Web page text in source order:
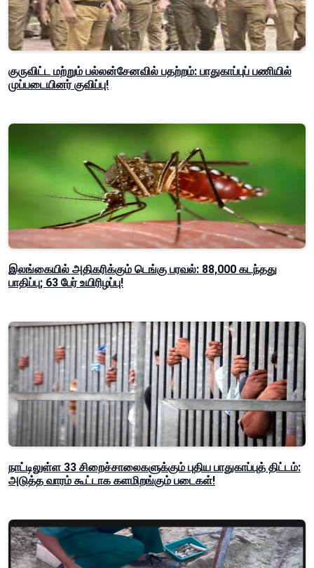
குருவிட்ட மற்றும் பல்லன்சேனவில் பதற்றம்: பாதுகாப்புப் பணியில்
முப்படையினர் குவிப்பு!
இலங்கையில் அதிகரிக்கும் டெங்கு பரவல்: 88,000 கடந்தது
பாதிப்பு; 63 பேர் உயிரிழப்பு!
நாட்டிலுள்ள 33 சிறைச்சாலைகளுக்கும் புதிய பாதுகாப்புத் திட்டம்:
அடுத்த வாரம் கூட்டாக களமிறங்கும் படைகள்!